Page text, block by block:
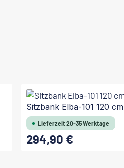
Sitzbank Elba-101 120 cm
Lieferzeit 20-35 Werktage
Regulärer Preis:
294,90 €